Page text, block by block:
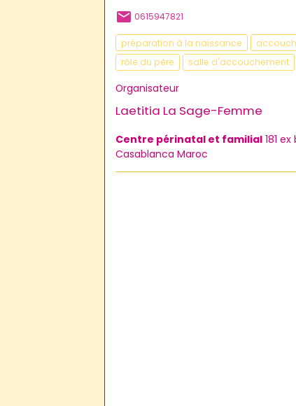
0615947821
préparation à la naissance
rôle du père
salle d'accouchement
Organisateur
Laetitia La Sage-Femme
Centre périnatal et familial 181
Casablanca Maroc